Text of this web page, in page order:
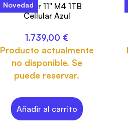
Novedad
iPad Air 11" M4 1TB
Cellular Azul
1.739,00 €
Producto actualmente
no disponible. Se
puede reservar.
Añadir al carrito